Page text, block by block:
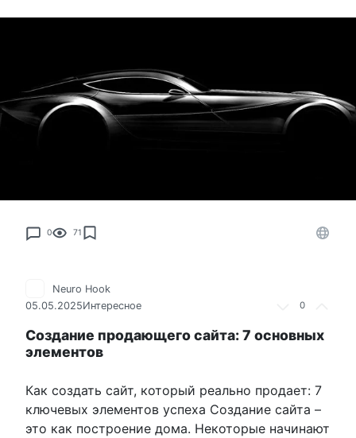
0 71
0
Neuro Hook
05.05.2025Интересное
Создание продающего сайта: 7 основных
элементов
Как создать сайт, который реально продает: 7
ключевых элементов успеха Создание сайта –
это как построение дома. Некоторые начинают